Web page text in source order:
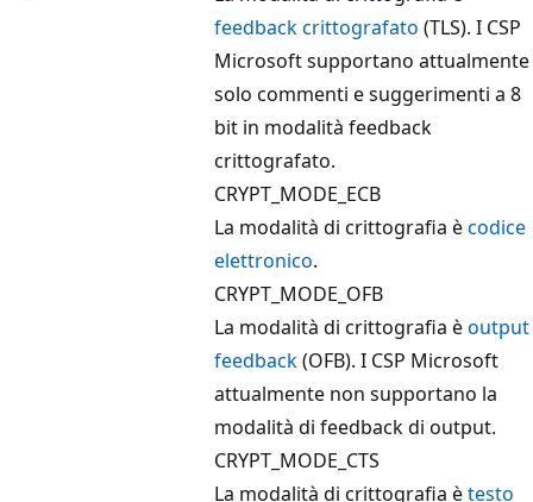
feedback crittografato (TLS). I CSP
Microsoft supportano attualmente
solo commenti e suggerimenti a 8
bit in modalità feedback
crittografato.
CRYPT_MODE_ECB
La modalità di crittografia ècodice
elettronico.
CRYPT_MODE_OFB
La modalità di crittografia èoutput
feedback(OFB). I CSP Microsoft
attualmente non supportano la
modalità di feedback di output.
CRYPT_MODE_CTS
La modalità di crittografia ètesto